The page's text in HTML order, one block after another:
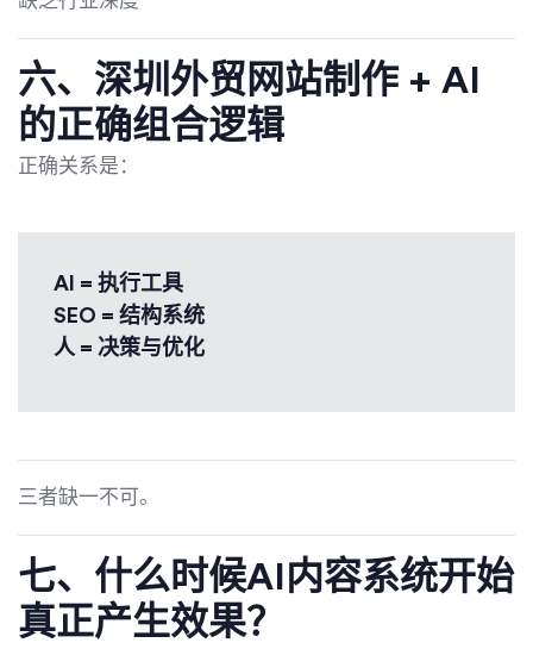
六、深圳外贸网站制作 + AI
的正确组合逻辑
正确关系是：
AI = 执行工具
SEO = 结构系统
人 = 决策与优化
三者缺一不可。
七、什么时候AI内容系统开始
真正产生效果？